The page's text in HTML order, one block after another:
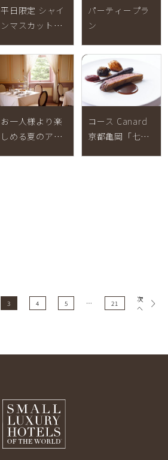
平日限定 シャイ
ンマスカットと
フェ【2026年8
月3日(月)～8月
31日(月)】
パーティープラ
ン
お一人様より楽
しめる夏のアフ
コース Canard
京都亀岡「七谷
3 4 5 … 21
次
へ